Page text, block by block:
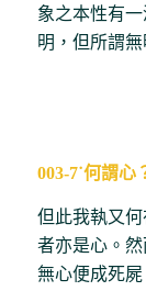
象之本性有
明，但所謂
003-7˙何謂心
但此我執又
者亦是心。
無心便成死